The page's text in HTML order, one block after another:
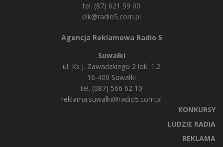
tel. (87) 621 59 00
elk@radio5.com.pl
Agencja Reklamowa Radio 5
Suwałki
ul. Ks J. Zawadzkiego 2 lok. 1.2
16-400 Suwałki
tel. (087) 566 62 10
reklama.suwalki@radio5.com.pl
KONKURSY
LUDZIE RADIA
REKLAMA